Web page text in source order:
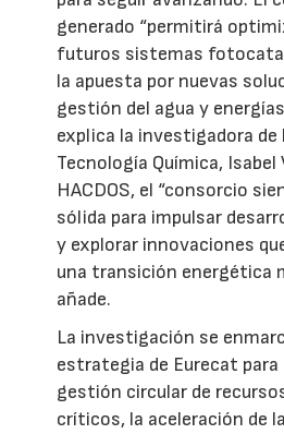
generado “permitirá
futuros sistemas
la apuesta por nuevas
gestión del agua y
explica la investigadora de
Tecnología Química,
HACDOS, el “consorcio
sólida para impulsar
y explorar innovaciones
una transición energética
añade.
La investigación se
estrategia de Eurecat
gestión circular de
críticos, la aceleración de la